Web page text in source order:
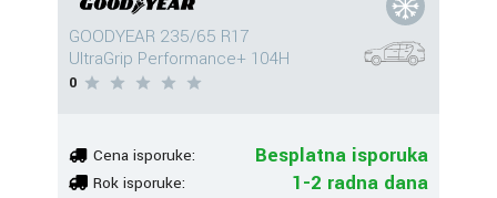
GOODYEAR 235/65 R17
UltraGrip Performance+ 104H
0
Cena isporuke: Besplatna isporuka
Rok isporuke: 1-2 radna dana